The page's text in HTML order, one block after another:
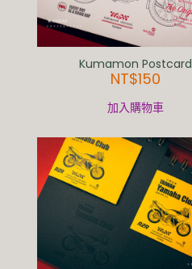
Kumamon Postcard
NT$150
加入購物車